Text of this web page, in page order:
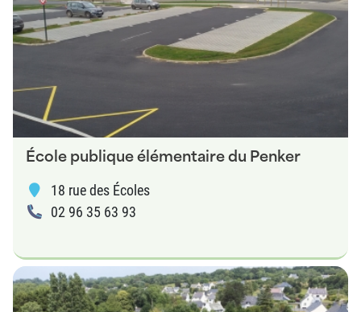
École publique élémentaire du Penker
18 rue des Écoles
02 96 35 63 93